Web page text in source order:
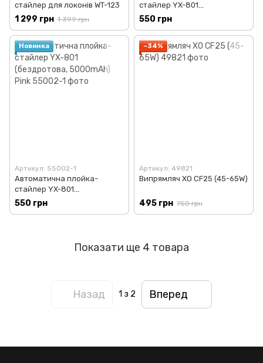
стайлер для локонів WT-123
1 299 грн 1 399 грн
стайлер YX-801
(бездротова, 5000mAh) Grey
550 грн
Новинка
Артикул: 55002-1
Автоматична плойка-
стайлер YX-801
(бездротова, 5000mAh) Pink
550 грн
−34%
Артикул: 49821
Випрямляч XO CF25 (45-65W)
495 грн 750 грн
Показати ще 4 товара
Назад 1 з 2 Вперед